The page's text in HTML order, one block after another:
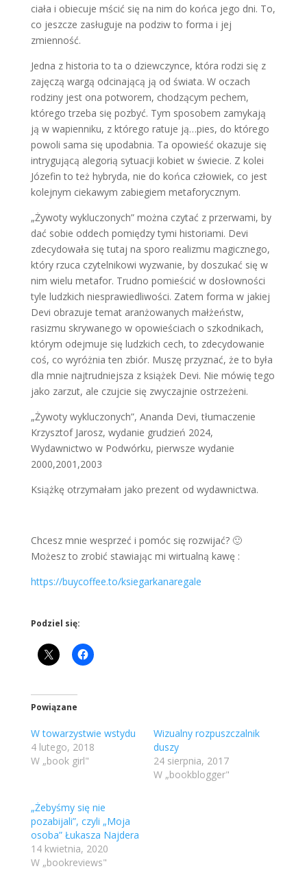
ciała i obiecuje mścić się na nim do końca jego dni. To,
co jeszcze zasługuje na podziw to forma i jej
zmienność.
Jedna z historia to ta o dziewczynce, która rodzi się z
zajęczą wargą odcinającą ją od świata. W oczach
rodziny jest ona potworem, chodzącym pechem,
którego trzeba się pozbyć. Tym sposobem zamykają
ją w wapienniku, z którego ratuje ją…pies, do którego
powoli sama się upodabnia. Ta opowieść okazuje się
intrygującą alegorią sytuacji kobiet w świecie. Z kolei
Józefin to też hybryda, nie do końca człowiek, co jest
kolejnym ciekawym zabiegiem metaforycznym.
„Żywoty wykluczonych” można czytać z przerwami, by
dać sobie oddech pomiędzy tymi historiami. Devi
zdecydowała się tutaj na sporo realizmu magicznego,
który rzuca czytelnikowi wyzwanie, by doszukać się w
nim wielu metafor. Trudno pomieścić w dosłowności
tyle ludzkich niesprawiedliwości. Zatem forma w jakiej
Devi obrazuje temat aranżowanych małżeństw,
rasizmu skrywanego w opowieściach o szkodnikach,
którym odejmuje się ludzkich cech, to zdecydowanie
coś, co wyróżnia ten zbiór. Muszę przyznać, że to była
dla mnie najtrudniejsza z książek Devi. Nie mówię tego
jako zarzut, ale czujcie się zwyczajnie ostrzeżeni.
„Żywoty wykluczonych”, Ananda Devi, tłumaczenie
Krzysztof Jarosz, wydanie grudzień 2024,
Wydawnictwo w Podwórku, pierwsze wydanie
2000,2001,2003
Książkę otrzymałam jako prezent od wydawnictwa.
Chcesz mnie wesprzeć i pomóc się rozwijać? 🙂
Możesz to zrobić stawiając mi wirtualną kawę :
https://buycoffee.to/ksiegarkanaregale
Podziel się:
Powiązane
W towarzystwie wstydu
4 lutego, 2018
W „book girl"
Wizualny rozpuszczalnik
duszy
24 sierpnia, 2017
W „bookblogger"
„Żebyśmy się nie
pozabijali”, czyli „Moja
osoba” Łukasza Najdera
14 kwietnia, 2020
W „bookreviews"